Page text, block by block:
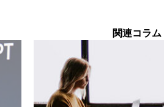
関連コラム